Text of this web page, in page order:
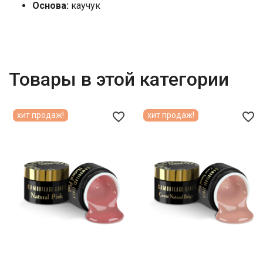
Основа: каучук
Товары в этой категории
favorite_border
хит продаж! favorite_border
хит продаж!